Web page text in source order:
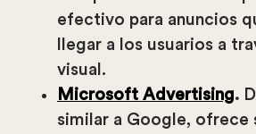
efectivo para anuncios
llegar a los usuarios a
visual.
Microsoft Advertising.
similar a Google, ofrece